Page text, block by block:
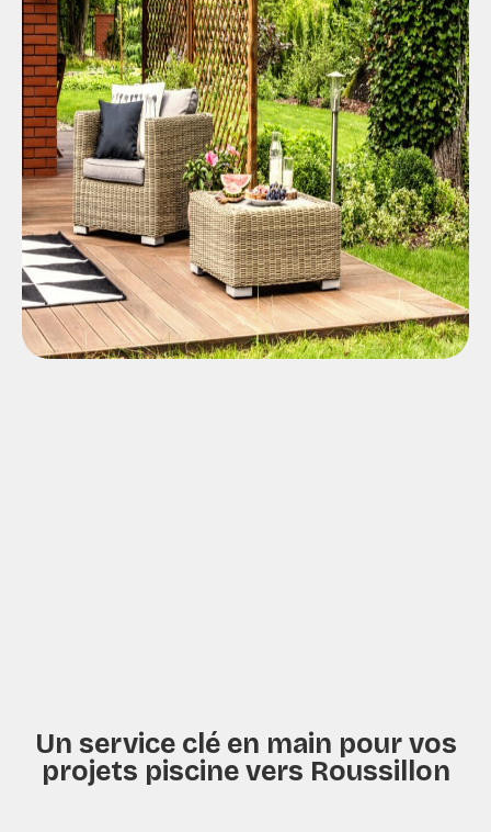
Un service clé en main pour vos
projets piscine vers Roussillon